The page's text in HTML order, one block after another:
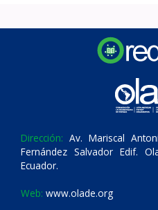
Dirección: Av. Mariscal
Fernández Salvador Edif.
Ecuador.
Web: www.olade.org